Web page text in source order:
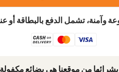
وآمنة، تشمل الدفع بالبطاقة أو
بشرائھا من موقعنا ھي بضائع